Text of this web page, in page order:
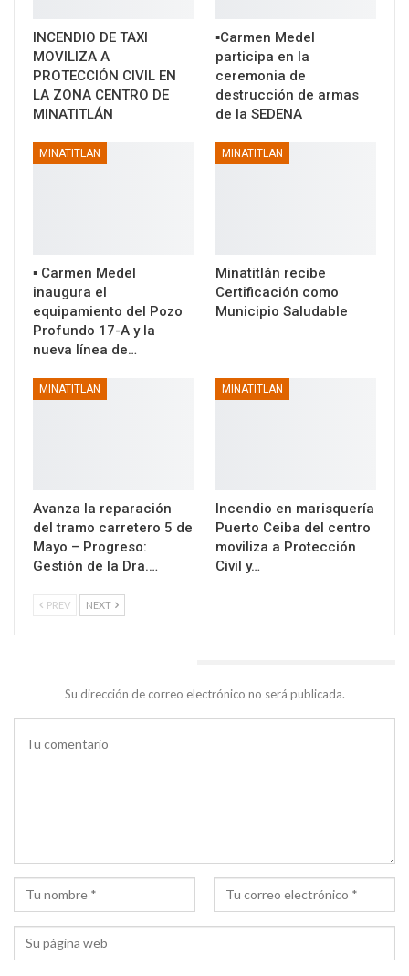
INCENDIO DE TAXI
MOVILIZA A
PROTECCIÓN CIVIL EN
LA ZONA CENTRO DE
MINATITLÁN
▪️Carmen Medel
participa en la
ceremonia de
destrucción de armas
de la SEDENA
MINATITLAN
▪️ Carmen Medel
inaugura el
equipamiento del Pozo
Profundo 17-A y la
nueva línea de…
MINATITLAN
Minatitlán recibe
Certificación como
Municipio Saludable
MINATITLAN
Avanza la reparación
del tramo carretero 5 de
Mayo – Progreso:
Gestión de la Dra.…
MINATITLAN
Incendio en marisquería
Puerto Ceiba del centro
moviliza a Protección
Civil y…
PREV NEXT
Su dirección de correo electrónico no será publicada.